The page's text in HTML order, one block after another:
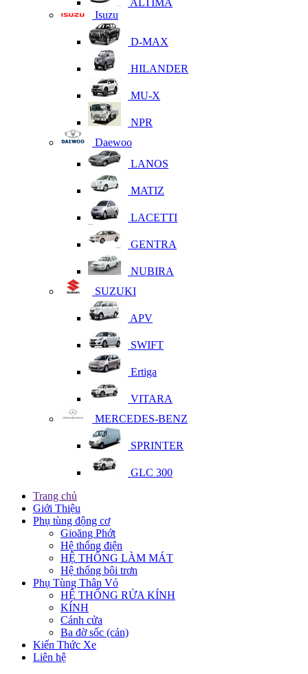
ALTIMA
Isuzu
D-MAX
HILANDER
MU-X
NPR
Daewoo
LANOS
MATIZ
LACETTI
GENTRA
NUBIRA
SUZUKI
APV
SWIFT
Ertiga
VITARA
MERCEDES-BENZ
SPRINTER
GLC 300
Trang chủ
Giới Thiệu
Phụ tùng động cơ
Gioăng Phớt
Hệ thống điện
HỆ THỐNG LÀM MÁT
Hệ thống bôi trơn
Phụ Tùng Thân Vỏ
HỆ THỐNG RỬA KÍNH
KÍNH
Cánh cửa
Ba đờ sốc (cản)
Kiến Thức Xe
Liên hệ